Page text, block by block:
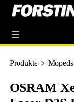
springen
Produkte
OSRAM